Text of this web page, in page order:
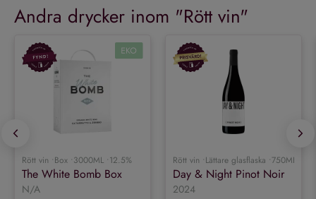
Andra drycker inom "Rött vin"
Rött vin •Box •3000ML •12.5%
The White Bomb Box
N/A
Rött vin •Lättare glasflaska •750ML •
Day & Night Pinot Noir
2024